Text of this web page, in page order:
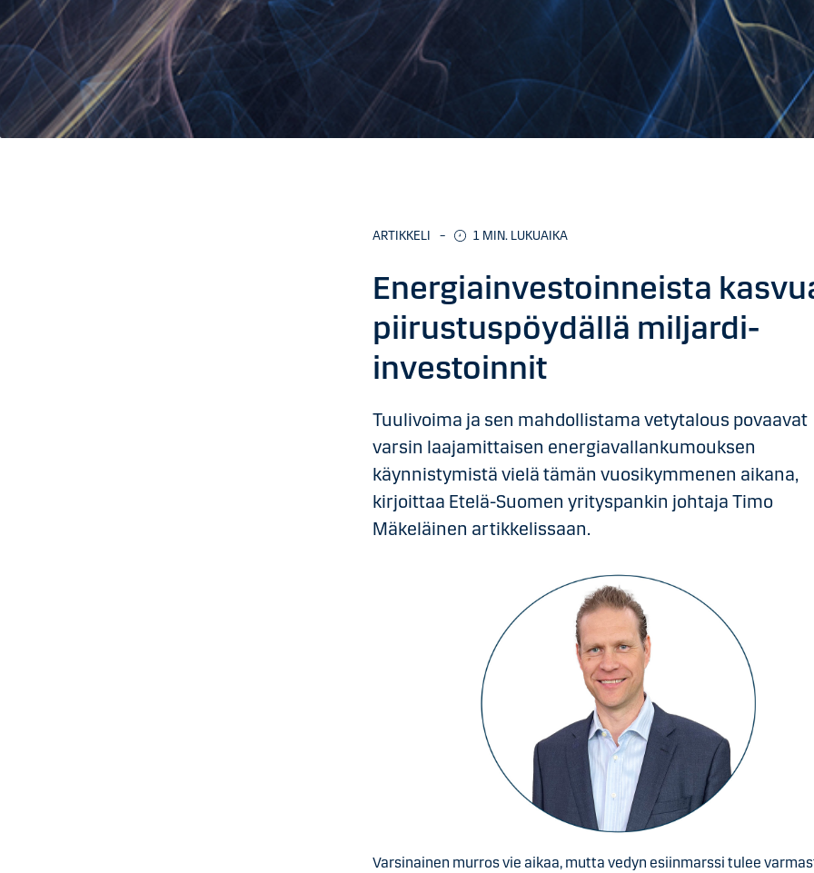
ARTIKKELI – 1 MIN. LUKUAIKA
Energiainvestoinneista
piirustuspöydällä miljardi-
investoinnit
Tuulivoima ja sen mahdollistama vetytalous povaavat
varsin laajamittaisen energiavallankumouksen
käynnistymistä vielä tämän vuosikymmenen aikana,
kirjoittaa Etelä-Suomen yrityspankin johtaja Timo
Mäkeläinen artikkelissaan.
Varsinainen murros vie aikaa, mutta vedyn esiinmarssi tulee